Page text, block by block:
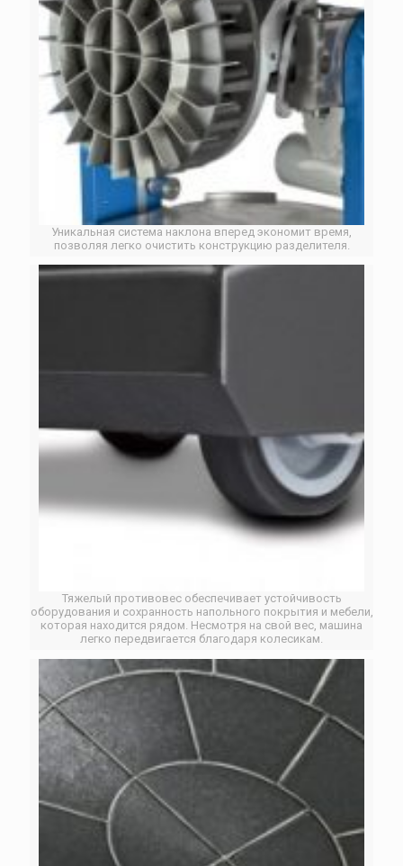
Уникальная система наклона вперед экономит время,
позволяя легко очистить конструкцию разделителя.
Тяжелый противовес обеспечивает устойчивость
оборудования и сохранность напольного покрытия и мебели,
которая находится рядом. Несмотря на свой вес, машина
легко передвигается благодаря колесикам.